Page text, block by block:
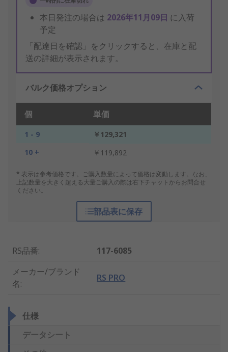
本日発注の場合は 2026年11月09日 に入荷
予定
「配達日を確認」をクリックすると、在庫と配
送の詳細が表示されます。
バルク価格オプション
個 単価
1 - 9
￥129,321
10 +
￥119,892
* 表示は参考価格です。ご購入数量によって価格は変動します。なお、
上記数量を大きく超える大量ご購入の際は右下チャットからお問合せ
ください。
部品表に保存
RS品番:
117-6085
メーカー/ブランド
名:
RS PRO
仕様
データシート